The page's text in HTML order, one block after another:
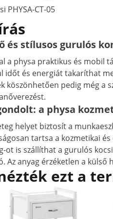
PHYSA-CT-05
és stílusos gurulós
a physa praktikus és mobil
időt és energiát takaríthat
köszönhetően pedig még a
a physa
helyet biztosít a
tartsa a kozmetikai
ot is szállíthat a gurulós
Az anyag érzéketlen a
ezt a